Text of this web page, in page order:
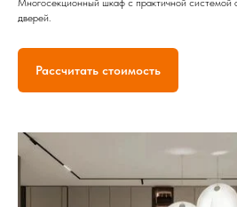
Многосекционный шкаф с практичной системой
дверей.
Рассчитать стоимость